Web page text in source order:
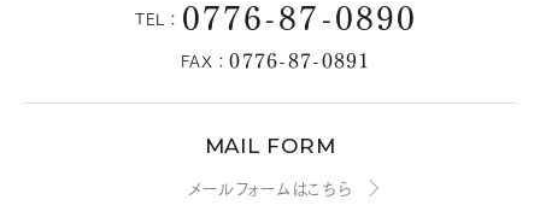
TEL： 0776-87-0890
FAX：0776-87-0891
MAIL FORM
メールフォームはこちら